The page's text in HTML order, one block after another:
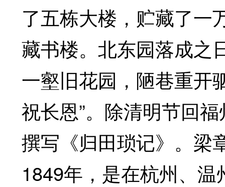
了五栋大楼，贮藏了一
藏书楼。北东园落成之
一壑旧花园，陋巷重开
祝长恩”。除清明节回
撰写《归田琐记》。梁
1849年，是在杭州、